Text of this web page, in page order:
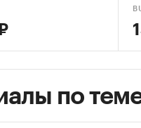
по